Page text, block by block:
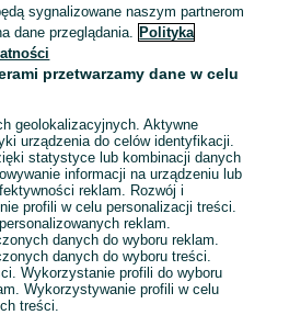
nie jest już dostępne
na stronę główną
sygnalizowane naszym partnerom
dane przeglądania. Polityka
przetwarzamy dane w celu
geolokalizacyjnych. Aktywne
urządzenia do celów identyfikacji.
statystyce lub kombinacji danych
informacji na urządzeniu lub
reklam. Rozwój i
profili w celu personalizacji treści.
reklam.
danych do wyboru reklam.
danych do wyboru treści.
Wykorzystanie profili do wyboru
Wykorzystywanie profili w celu
treści.